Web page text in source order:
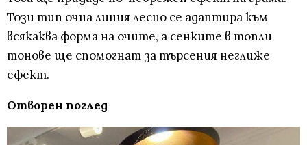
Този тип очна линия лесно се адаптира към
всякаква форма на очите, а сенките в топли
тонове ще спомогнат за търсения неглиже
ефект.
Отворен поглед